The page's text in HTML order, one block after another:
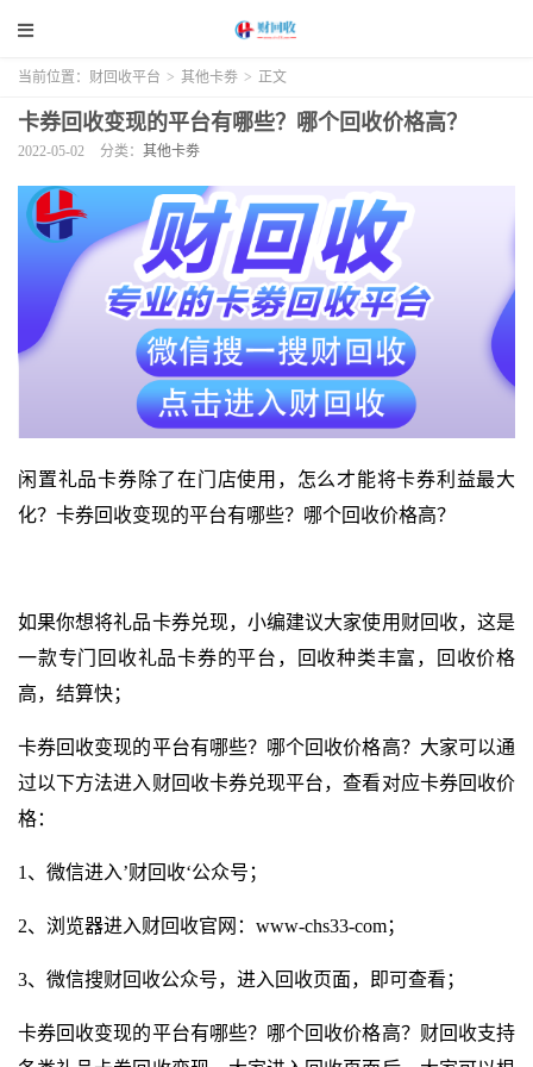
当前位置： 财回收平台 > 其他卡劵 > 正文
卡券回收变现的平台有哪些？哪个回收价格高？
2022-05-02 分类： 其他卡劵
闲置礼品卡券除了在门店使用，怎么才能将卡券利益最大
化？卡券回收变现的平台有哪些？哪个回收价格高？
如果你想将礼品卡券兑现，小编建议大家使用财回收，这是
一款专门回收礼品卡券的平台，回收种类丰富，回收价格
高，结算快；
卡券回收变现的平台有哪些？哪个回收价格高？大家可以通
过以下方法进入财回收卡券兑现平台，查看对应卡券回收价
格：
1、微信进入’财回收‘公众号；
2、浏览器进入财回收官网： www-chs33-com；
3、微信搜财回收公众号，进入回收页面，即可查看；
卡券回收变现的平台有哪些？哪个回收价格高？财回收支持